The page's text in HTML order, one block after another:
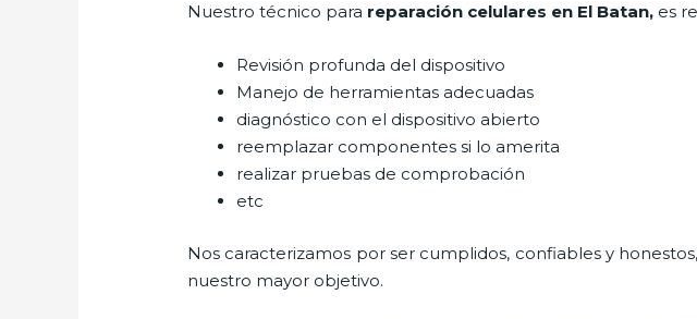
Nuestro técnico para reparación celulares en El Batan, es
Revisión profunda del dispositivo
Manejo de herramientas adecuadas
diagnóstico con el dispositivo abierto
reemplazar componentes si lo amerita
realizar pruebas de comprobación
etc
Nos caracterizamos por ser cumplidos, confiables y
nuestro mayor objetivo.